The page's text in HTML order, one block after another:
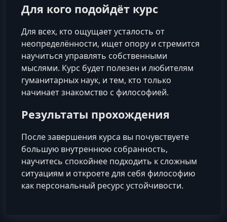
Для кого подойдёт курс
Для всех, кто ощущает усталость от
неопределённости, ищет опору и стремится
научиться управлять собственными
мыслями. Курс будет полезен и любителям
гуманитарных наук, и тем, кто только
начинает знакомство с философией.
Результаты прохождения
После завершения курса вы почувствуете
большую внутреннюю собранность,
научитесь спокойнее подходить к сложным
ситуациям и откроете для себя философию
как персональный ресурс устойчивости.